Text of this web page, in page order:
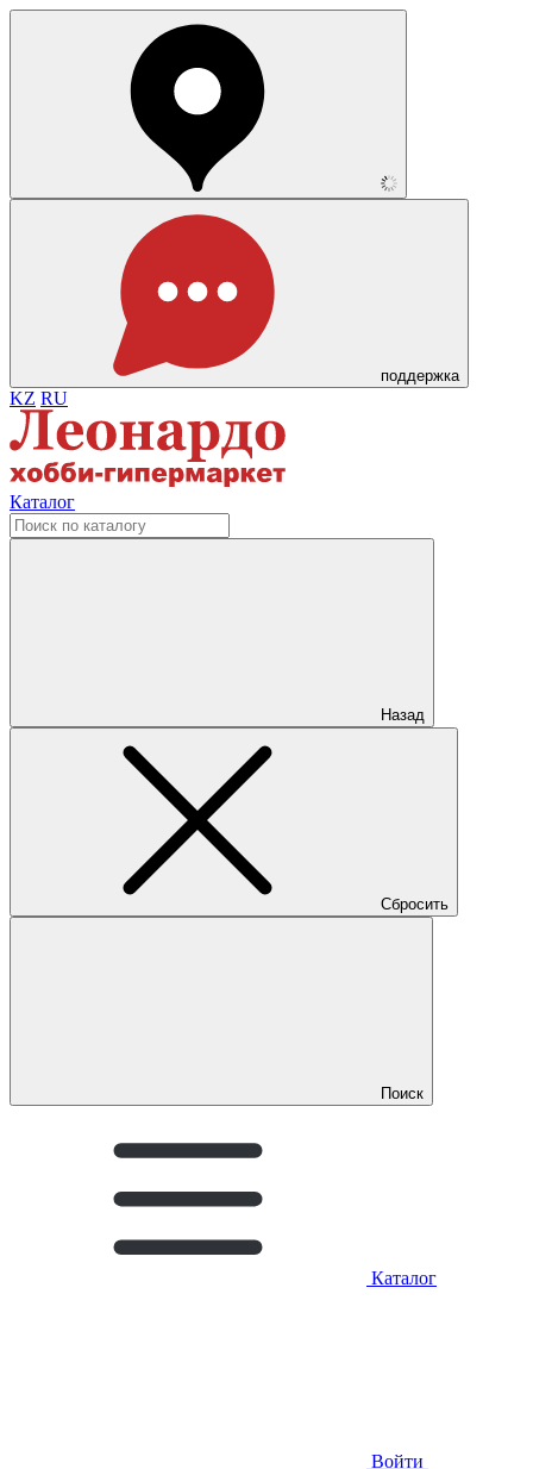
поддержка
KZ RU
Каталог
Назад
Сбросить
Поиск
Каталог
Войти